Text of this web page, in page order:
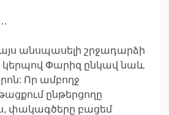
անսպասելի շրջադարձի
Փարիզ ընկավ նաև
Որ ամբողջ
ընթերցողը
փակագծերը բացեմ